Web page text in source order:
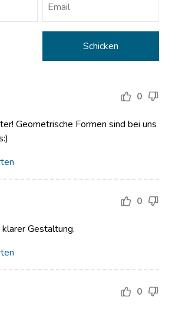
0
Geometrische Formen sind bei uns
0
Gestaltung.
0